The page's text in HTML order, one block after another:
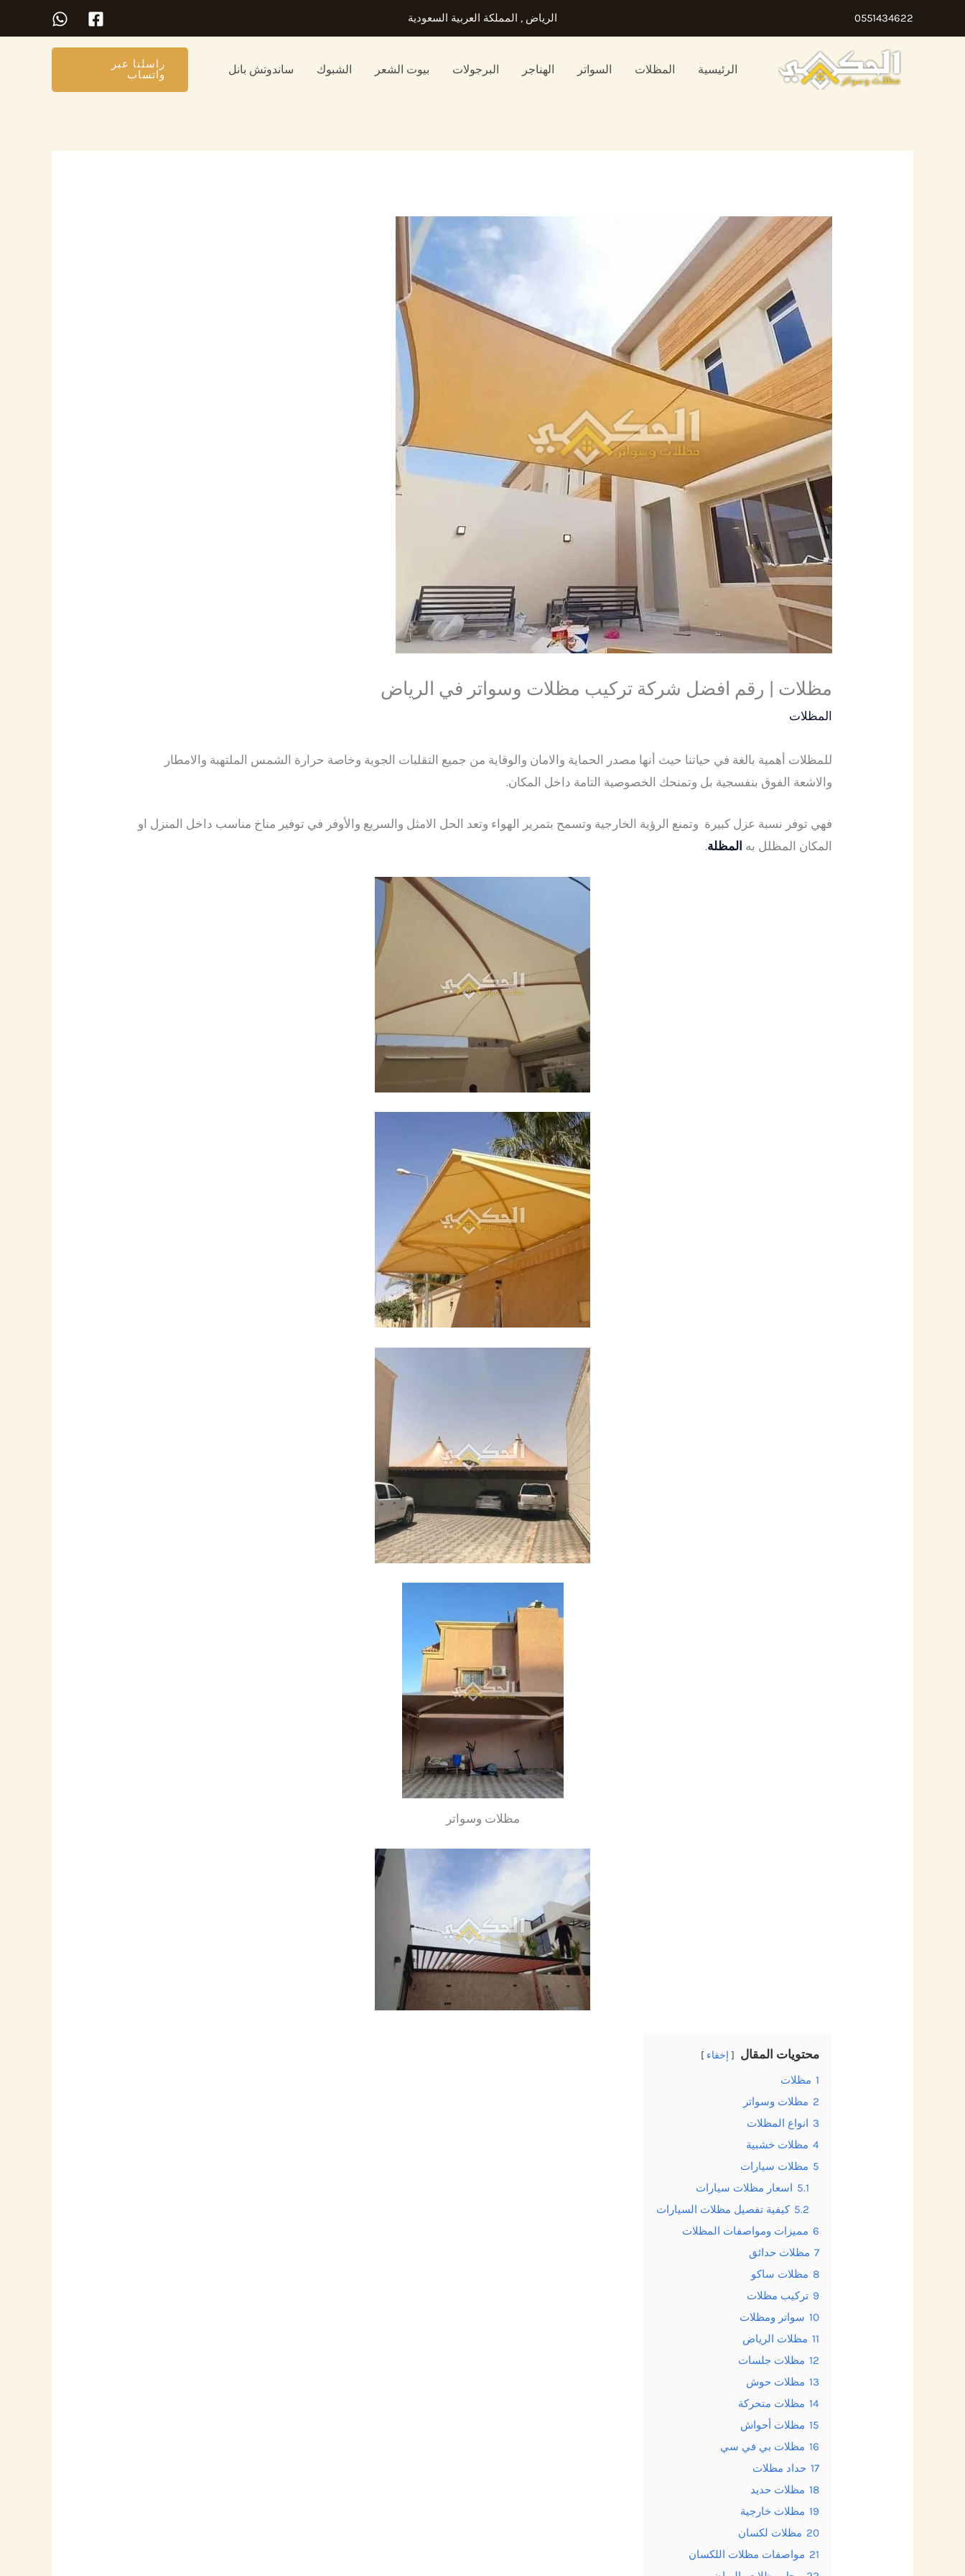
إلى
0551434622 الرياض , المملكة العربية السعودية
الرئيسية المظلات السواتر الهناجر البرجولات بيوت الشعر الشبوك ساندوتش بانل
راسلنا عبر
واتساب
مظلات | رقم افضل شركة تركيب مظلات وسواتر في الرياض
المظلات
للمظلات أهمية بالغة في حياتنا حيث أنها مصدر الحماية والامان والوقاية من جميع التقلبات الجوية وخاصة حرارة الشمس الملتهبة والامطار
والاشعة الفوق بنفسجية بل وتمنحك الخصوصية التامة داخل المكان.
فهي توفر نسبة عزل كبيرة وتمنع الرؤية الخارجية وتسمح بتمرير الهواء وتعد الحل الامثل والسريع والأوفر في توفير مناخ مناسب داخل المنزل او
المكان المظلل به المظلة.
مظلات وسواتر
محتويات المقال إخفاء
1 مظلات
2 مظلات وسواتر
3 انواع المظلات
4 مظلات خشبية
5 مظلات سيارات
5.1 اسعار مظلات سيارات
5.2 كيفية تفصيل مظلات السيارات
6 مميزات ومواصفات المظلات
7 مظلات حدائق
8 مظلات ساكو
9 تركيب مظلات
10 سواتر ومظلات
11 مظلات الرياض
12 مظلات جلسات
13 مظلات حوش
14 مظلات متحركة
15 مظلات أحواش
16 مظلات بي في سي
17 حداد مظلات
18 مظلات حديد
19 مظلات خارجية
20 مظلات لكسان
21 مواصفات مظلات اللكسان